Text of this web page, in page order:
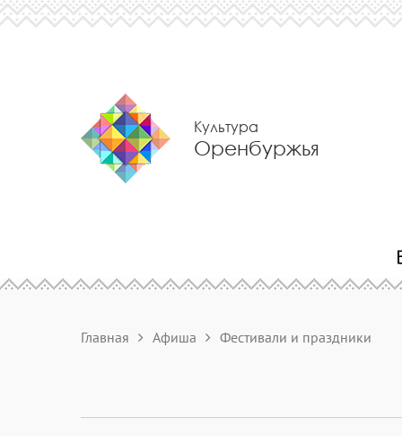
Культура
Оренбуржья
Главная Афиша Фестивали и праздники